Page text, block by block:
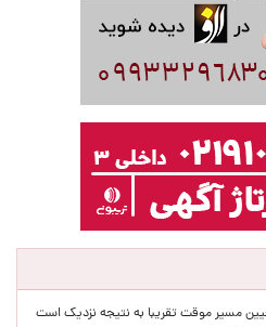
مسیر موقت تقریبا به نتیجه نزدیک است